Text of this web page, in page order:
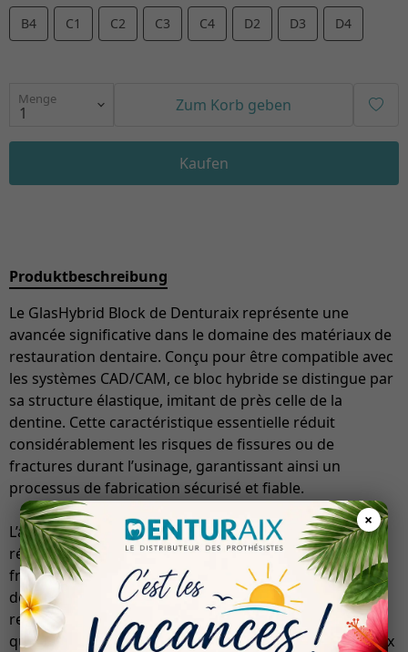
×
B4 C1 C2 C3 C4 D2 D3 D4
Menge Zum Korb geben
Kaufen
Produktbeschreibung
Le GlasHybrid Block de Denturaix représente une
avancée significative dans le domaine des matériaux de
restauration dentaire. Conçu pour être compatible avec
les systèmes CAD/CAM, ce bloc hybride se distingue par
sa structure élastique, imitant de près celle de la
dentine. Cette caractéristique essentielle réduit
considérablement les risques de fissures ou de
fractures durant l’usinage, garantissant ainsi un
processus de fabrication sécurisé et fiable.
L’absence de frittage dans sa composition permet la
réalisation de restaurations le jour même, après un
fraisage et un polissage minutieux. De plus, son haut
degré de polymérisation assure une densité
remarquable, une résistance accrue à l’usure, ainsi
qu’une stabilité de couleur durable, répondant ainsi aux